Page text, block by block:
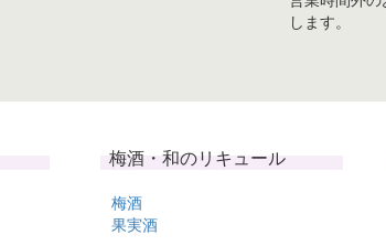
します。
梅酒・和のリキュール
梅酒
果実酒